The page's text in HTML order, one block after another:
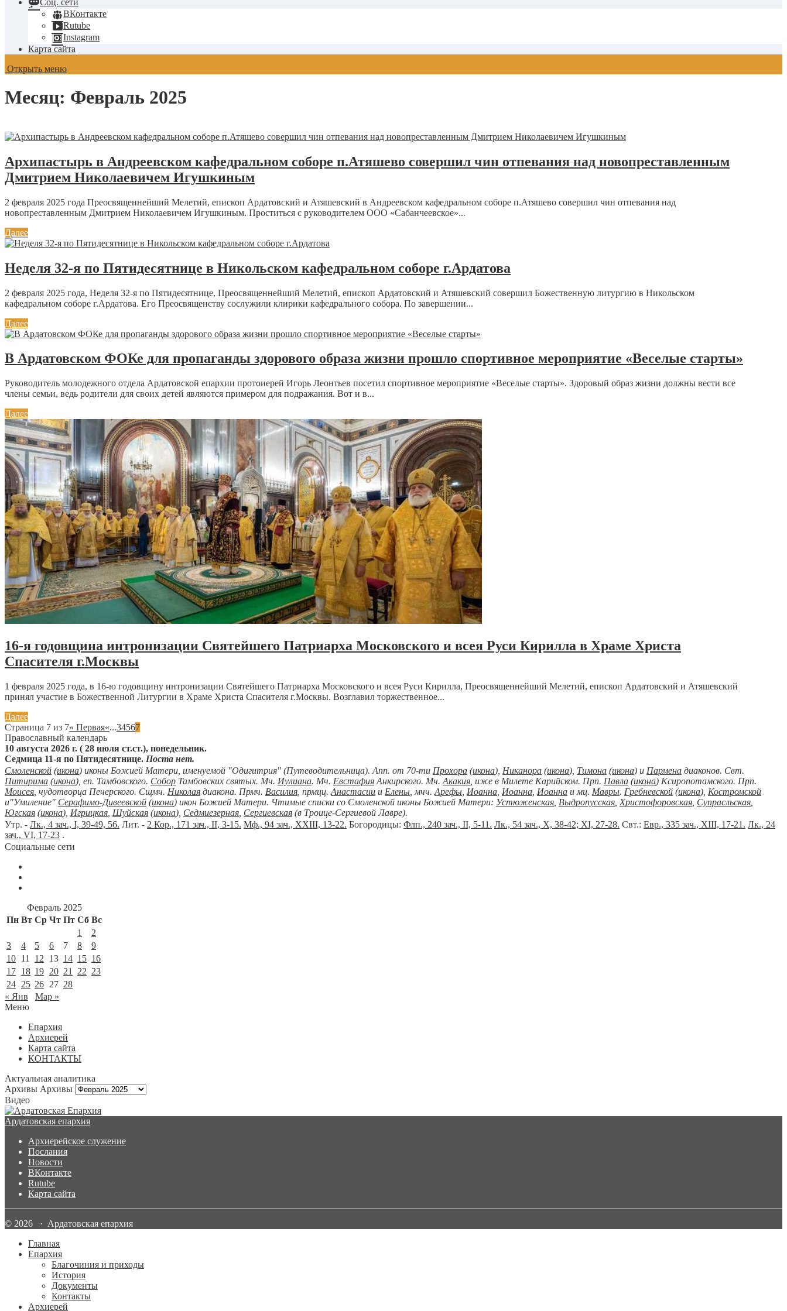
Соц. сети
ВКонтакте
Rutube
Instagram
Карта сайта
Открыть меню
Месяц: Февраль 2025
Архипастырь в Андреевском кафедральном соборе п.Атяшево совершил чин отпевания над новопреставленным
Дмитрием Николаевичем Игушкиным
2 февраля 2025 года Преосвященнейший Мелетий, епископ Ардатовский и Атяшевский в Андреевском кафедральном соборе п.Атяшево совершил чин отпевания над
новопреставленным Дмитрием Николаевичем Игушкиным. Проститься с руководителем ООО «Сабанчеевское»...
Далее
Неделя 32-я по Пятидесятнице в Никольском кафедральном соборе г.Ардатова
2 февраля 2025 года, Неделя 32-я по Пятидесятнице, Преосвященнейший Мелетий, епископ Ардатовский и Атяшевский совершил Божественную литургию в Никольском
кафедральном соборе г.Ардатова. Его Преосвященству сослужили клирики кафедрального собора. По завершении...
Далее
В Ардатовском ФОКе для пропаганды здорового образа жизни прошло спортивное мероприятие «Веселые старты»
Руководитель молодежного отдела Ардатовской епархии протоиерей Игорь Леонтьев посетил спортивное мероприятие «Веселые старты». Здоровый образ жизни должны вести все
члены семьи, ведь родители для своих детей являются примером для подражания. Вот и в...
Далее
16-я годовщина интронизации Святейшего Патриарха Московского и всея Руси Кирилла в Храме Христа
Спасителя г.Москвы
1 февраля 2025 года, в 16-ю годовщину интронизации Святейшего Патриарха Московского и всея Руси Кирилла, Преосвященнейший Мелетий, епископ Ардатовский и Атяшевский
принял участие в Божественной Литургии в Храме Христа Спасителя г.Москвы. Возглавил торжественное...
Далее
Страница 7 из 7« Первая«...34567
Православный календарь
10 августа 2026 г. ( 28 июля ст.ст.), понедельник.
Седмица 11-я по Пятидесятнице. Поста нет.
Смоленской (икона) иконы Божией Матери, именуемой "Одигитрия" (Путеводительница). Апп. от 70-ти Прохора (икона), Никанора (икона), Тимона (икона) и Пармена диаконов. Свт.
Питирима (икона), еп. Тамбовского. Собор Тамбовских святых. Мч. Иулиана. Мч. Евстафия Анкирского. Мч. Акакия , иже в Милете Карийском. Прп. Павла (икона) Ксиропотамского. Прп.
Моисея , чудотворца Печерского. Сщмч. Николая диакона. Прмч. Василия , прмцц. Анастасии и Елены , мчч. Арефы Иоанна Иоанна Иоанна и мц. Мавры. Гребневской (икона), Костромской
и"Умиление" Серафимо-Дивеевской (икона) икон Божией Матери. Чтимые списки со Смоленской иконы Божией Матери: Устюженская Выдропусская Христофоровская Супрасльская
Югская (икона), Игрицкая Шуйская (икона), Седмиезерная Сергиевская (в Троице-Сергиевой Лавре).
Утр. - Лк., 4 зач., I, 39-49, 56. Лит. - 2 Кор., 171 зач., II, 3-15. Мф., 94 зач., XXIII, 13-22. Богородицы: Флп., 240 зач., II, 5-11. Лк., 54 зач., X, 38-42; XI, 27-28. Свт.: Евр., 335 зач., XIII, 17-21. Лк., 24
зач., VI, 17-23 .
Социальные сети
Февраль 2025
Пн Вт Ср Чт Пт Сб Вс
1
2
3
4 5 6 7 8
9
10 11 12 13 14 15 16
17 18 19 20 21 22 23
24 25 26 27 28
« Янв
Мар »
Меню
Епархия
Архиерей
Карта сайта
КОНТАКТЫ
Актуальная аналитика
Архивы Архивы
Видео
Ардатовская епархия
Архиерейское служение
Послания
Новости
ВКонтакте
Rutube
Карта сайта
© 2026 · Ардатовская епархия
Главная
Епархия
Благочиния и приходы
История
Документы
Контакты
Архиерей